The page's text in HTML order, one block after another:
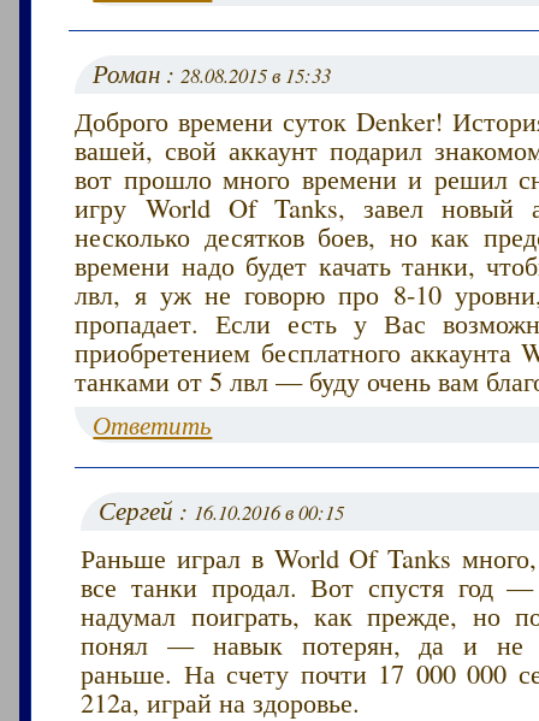
Роман :28.08.2015 в 15:33
Доброго времени суток Denker!
вашей, свой аккаунт подарил
вот прошло много времени и решил
игру World Of Tanks, завел новый
несколько десятков боев, но как
времени надо будет качать танки,
лвл, я уж не говорю про 8-10
пропадает. Если есть у Вас
приобретением бесплатного аккаунта
танками от 5 лвл — буду очень вам
Ответить
Сергей : 16.10.2016 в 00:15
Раньше играл в World Of Tanks
все танки продал. Вот спустя год —
надумал поиграть, как прежде, но
понял — навык потерян, да и не
раньше. На счету почти 17 000 000
212а, играй на здоровье.